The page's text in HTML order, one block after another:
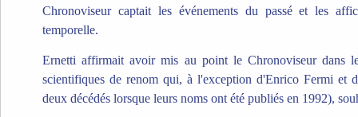
Chronoviseur captait les événements du passé et les
temporelle.
Ernetti affirmait avoir mis au point le Chronoviseur dans
scientifiques de renom qui, à l'exception d'Enrico Fermi et
deux décédés lorsque leurs noms ont été publiés en 1992),